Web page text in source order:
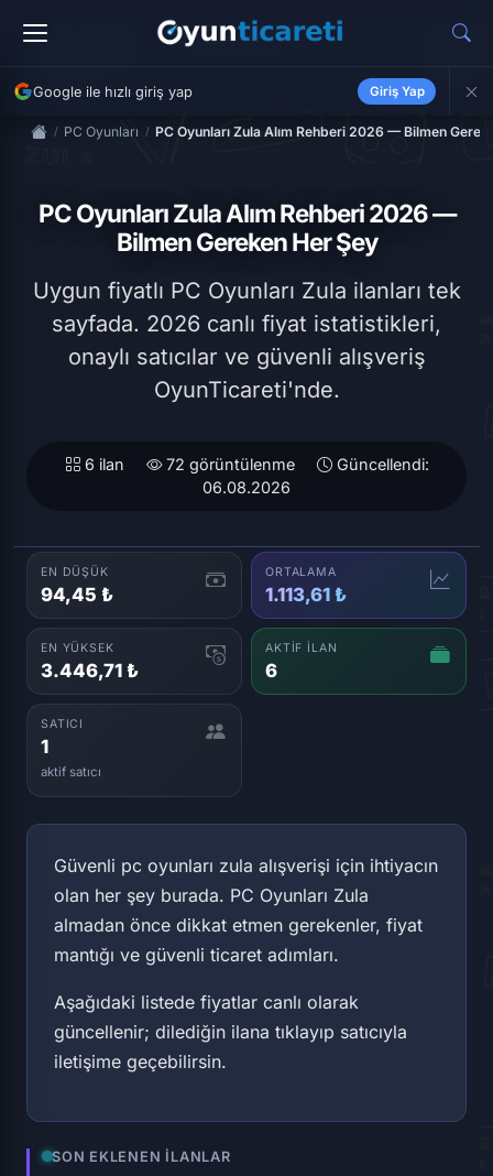
Google ile hızlı giriş yap Giriş Yap
PC Oyunları PC Oyunları Zula Alım Rehberi 2026 — Bilmen
PC Oyunları Zula Alım Rehberi 2026 —
Bilmen Gereken Her Şey
Uygun fiyatlı PC Oyunları Zula ilanları tek
sayfada. 2026 canlı fiyat istatistikleri,
onaylı satıcılar ve güvenli alışveriş
OyunTicareti'nde.
6 ilan 72 görüntülenme
Güncellendi:
06.08.2026
EN DÜŞÜK
94,45 ₺
ORTALAMA
1.113,61 ₺
EN YÜKSEK
3.446,71 ₺
AKTIF İLAN
6
SATICI
1
aktif satıcı
Güvenli pc oyunları zula alışverişi için ihtiyacın
olan her şey burada. PC Oyunları Zula
almadan önce dikkat etmen gerekenler, fiyat
mantığı ve güvenli ticaret adımları.
Aşağıdaki listede fiyatlar canlı olarak
güncellenir; dilediğin ilana tıklayıp satıcıyla
iletişime geçebilirsin.
SON EKLENEN İLANLAR